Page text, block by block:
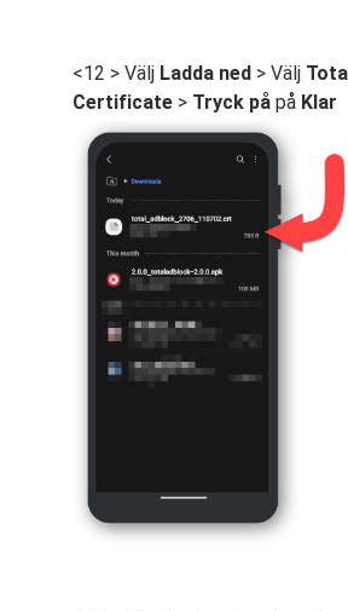
<12 > Välj Ladda ned > Välj
Certificate > Tryck på på Klar